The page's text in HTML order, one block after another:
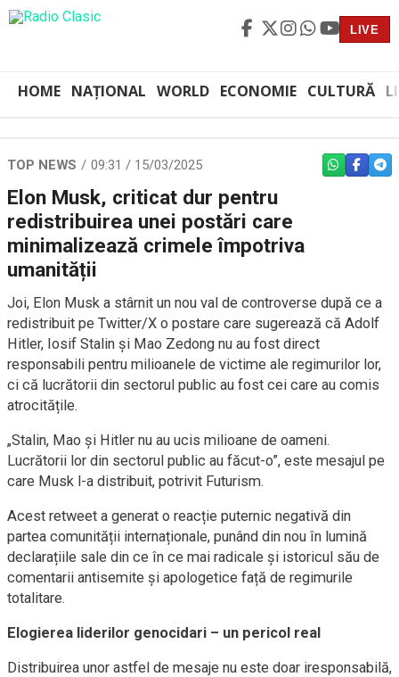
LIVE
HOME NAȚIONAL WORLD ECONOMIE CULTURĂ
TOP NEWS 09:31 / 15/03/2025 WHATSAPP
Elon Musk, criticat dur pentru
redistribuirea unei postări care
minimalizează crimele împotriva
umanității
Joi, Elon Musk a stârnit un nou val de controverse după ce a
redistribuit pe Twitter/X o postare care sugerează că Adolf
Hitler, Iosif Stalin și Mao Zedong nu au fost direct
responsabili pentru milioanele de victime ale regimurilor lor,
ci că lucrătorii din sectorul public au fost cei care au comis
atrocitățile.
„Stalin, Mao și Hitler nu au ucis milioane de oameni.
Lucrătorii lor din sectorul public au făcut-o”, este mesajul pe
care Musk l-a distribuit, potrivit Futurism.
Acest retweet a generat o reacție puternic negativă din
partea comunității internaționale, punând din nou în lumină
declarațiile sale din ce în ce mai radicale și istoricul său de
comentarii antisemite și apologetice față de regimurile
totalitare.
Elogierea liderilor genocidari – un pericol real
Distribuirea unor astfel de mesaje nu este doar iresponsabilă,